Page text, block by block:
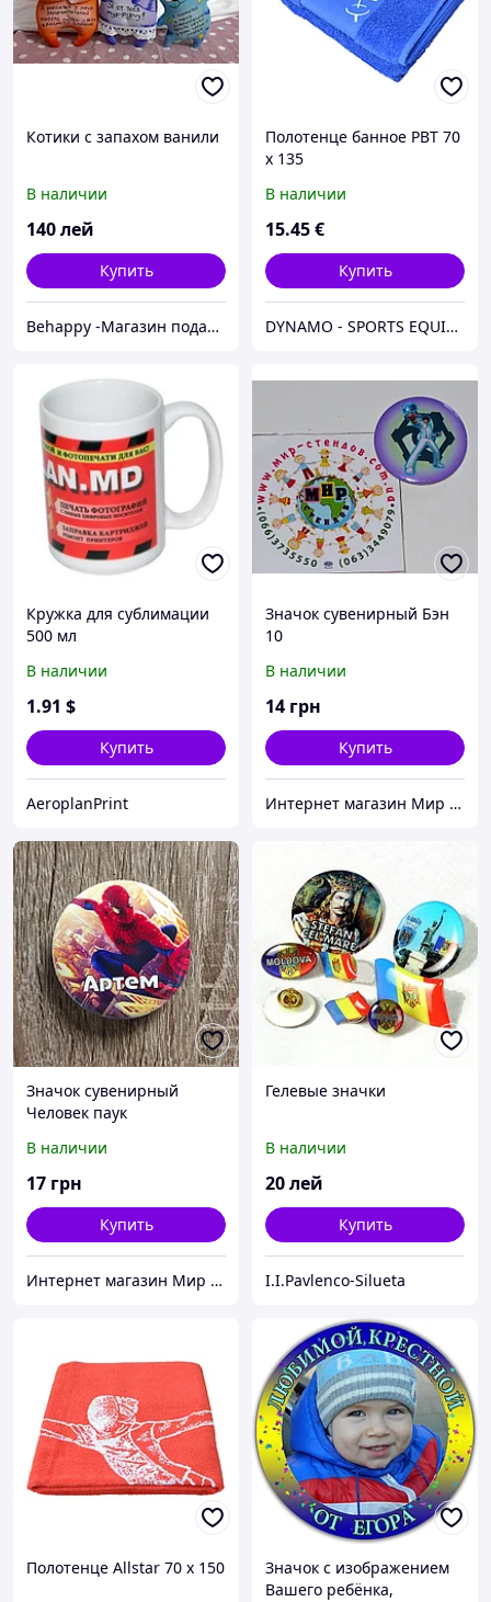
Котики с запахом ванили
В наличии
140лей
Купить
Behappy -Магазин подарков ручной работы
Полотенце банное PBT 70
x 135
В наличии
15.45€
Купить
DYNAMO - SPORTS EQUIPMENT CENTER
Кружка для сублимации
500 мл
В наличии
1.91 $
Купить
AeroplanPrint
Значок сувенирный Бэн
10
В наличии
14 грн
Купить
Интернет магазин Мир стендов. Товары из Украины
Значок сувенирный
Человек паук
В наличии
17 грн
Купить
Интернет магазин Мир стендов. Товары из Украины
Гелевые значки
В наличии
20лей
Купить
I.I.Pavlenco-Silueta
Полотенце Allstar 70 x 150
Значок с изображением
Вашего ребёнка,